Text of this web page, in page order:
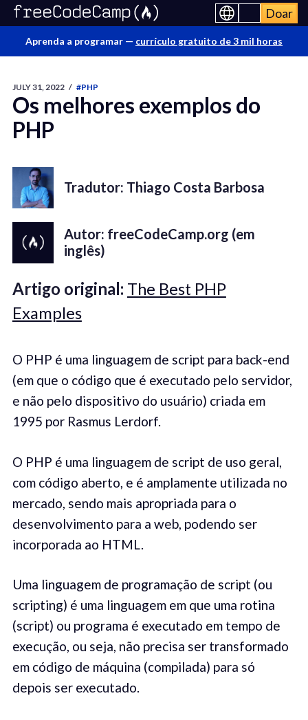
Doar
Aprenda a programar — currículo gratuito de 3 mil horas
JULY 31, 2022 / #PHP
Os melhores exemplos do
PHP
Tradutor: Thiago Costa Barbosa
Autor: freeCodeCamp.org (em
inglês)
Artigo original: The Best PHP
Examples
O PHP é uma linguagem de script para back-end
(em que o código que é executado pelo servidor,
e não pelo dispositivo do usuário) criada em
1995 por Rasmus Lerdorf.
O PHP é uma linguagem de script de uso geral,
com código aberto, e é amplamente utilizada no
mercado, sendo mais apropriada para o
desenvolvimento para a web, podendo ser
incorporada ao HTML.
Uma linguagem de programação de script (ou
scripting) é uma linguagem em que uma rotina
(script) ou programa é executado em tempo de
execução, ou seja, não precisa ser transformado
em código de máquina (compilada) para só
depois ser executado.